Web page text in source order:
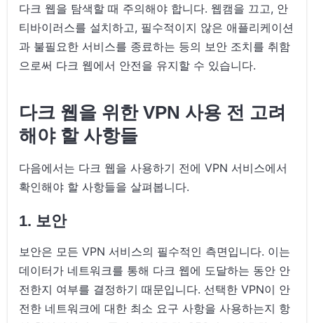
다크 웹을 탐색할 때 주의해야 합니다. 웹캠을 끄고, 안
티바이러스를 설치하고, 필수적이지 않은 애플리케이션
과 불필요한 서비스를 종료하는 등의 보안 조치를 취함
으로써 다크 웹에서 안전을 유지할 수 있습니다.
다크 웹을 위한 VPN 사용 전 고려
해야 할 사항들
다음에서는 다크 웹을 사용하기 전에 VPN 서비스에서
확인해야 할 사항들을 살펴봅니다.
1. 보안
보안은 모든 VPN 서비스의 필수적인 측면입니다. 이는
데이터가 네트워크를 통해 다크 웹에 도달하는 동안 안
전한지 여부를 결정하기 때문입니다. 선택한 VPN이 안
전한 네트워크에 대한 최소 요구 사항을 사용하는지 항